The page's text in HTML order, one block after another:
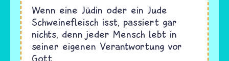
Wenn eine Jüdin oder ein Jude
Schweinefleisch isst, passiert gar
nichts, denn jeder Mensch lebt in
seiner eigenen Verantwortung vor
Gott.